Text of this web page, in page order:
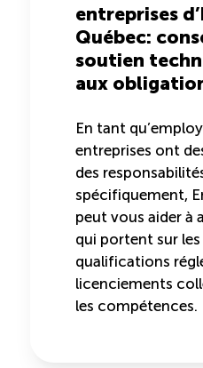
Ressources
Compétences et
Nouvelles formations
Formation sur mesure
Programme de
Cuisinier : programme
(COUD)
entreprises
Québec:
soutien
aux
En tant
entreprises ont
des
spécifiquement,
peut vous aider à
qui portent sur
qualifications
licenciements
les compétences.